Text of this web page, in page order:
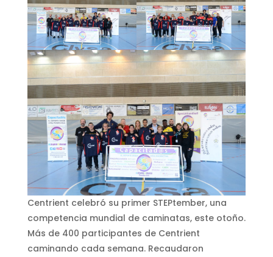
Centrient celebró su primer STEPtember, una
competencia mundial de caminatas, este otoño.
Más de 400 participantes de Centrient
caminando cada semana. Recaudaron